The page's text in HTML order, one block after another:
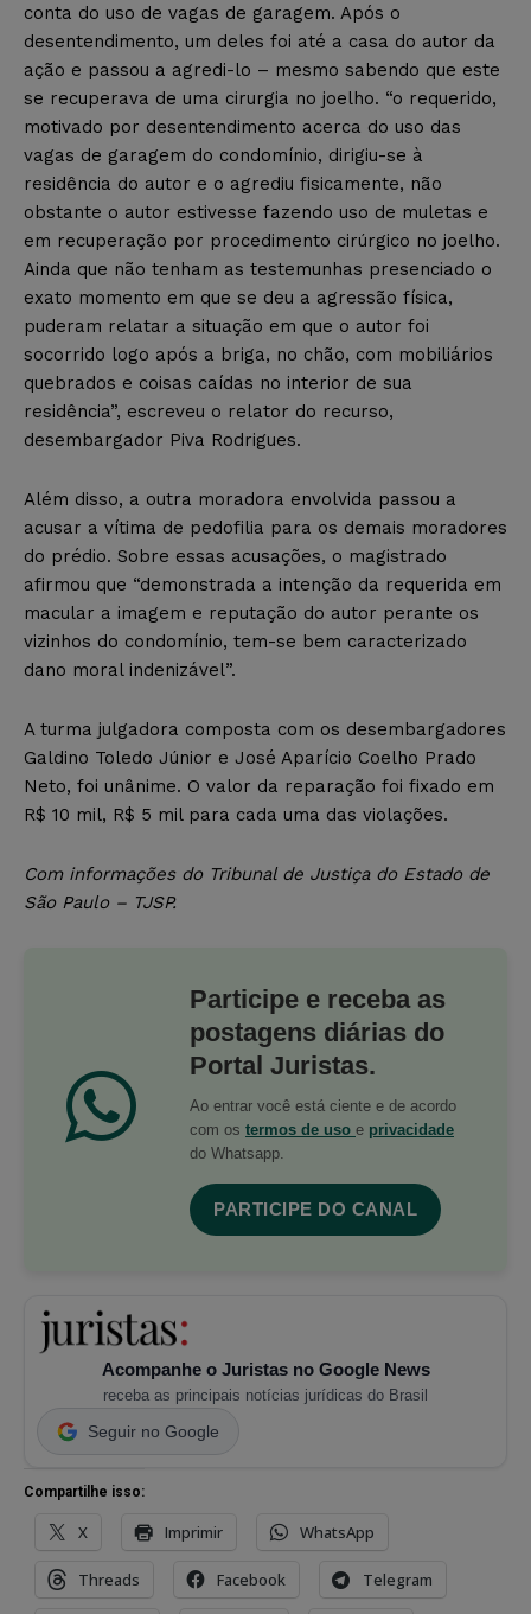
conta do uso de vagas de garagem. Após o
desentendimento, um deles foi até a casa do autor da
ação e passou a agredi-lo – mesmo sabendo que este
se recuperava de uma cirurgia no joelho. “o requerido,
motivado por desentendimento acerca do uso das
vagas de garagem do condomínio, dirigiu-se à
residência do autor e o agrediu fisicamente, não
obstante o autor estivesse fazendo uso de muletas e
em recuperação por procedimento cirúrgico no joelho.
Ainda que não tenham as testemunhas presenciado o
exato momento em que se deu a agressão física,
puderam relatar a situação em que o autor foi
socorrido logo após a briga, no chão, com mobiliários
quebrados e coisas caídas no interior de sua
residência”, escreveu o relator do recurso,
desembargador Piva Rodrigues.
Além disso, a outra moradora envolvida passou a
acusar a vítima de pedofilia para os demais moradores
do prédio. Sobre essas acusações, o magistrado
afirmou que “demonstrada a intenção da requerida em
macular a imagem e reputação do autor perante os
vizinhos do condomínio, tem-se bem caracterizado
dano moral indenizável”.
A turma julgadora composta com os desembargadores
Galdino Toledo Júnior e José Aparício Coelho Prado
Neto, foi unânime. O valor da reparação foi fixado em
R$ 10 mil, R$ 5 mil para cada uma das violações.
Com informações do Tribunal de Justiça do Estado de
São Paulo – TJSP.
Participe e receba as
postagens diárias do
Portal Juristas.
Ao entrar você está ciente e de acordo
com os termos de uso e privacidade
do Whatsapp.
PARTICIPE DO CANAL
Acompanhe o Juristas no Google News
receba as principais notícias jurídicas do Brasil
Seguir no Google
Compartilhe isso:
X Imprimir WhatsApp
Threads Facebook Telegram